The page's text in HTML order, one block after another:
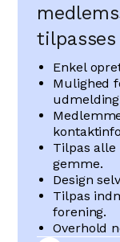
tilpasses
Enkel
Mulighed
Tilpas alle
gemme.
Design
Tilpas
forening.
Overhold